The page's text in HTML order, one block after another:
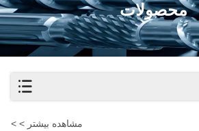
محصولات
مشاهده بیشتر > >